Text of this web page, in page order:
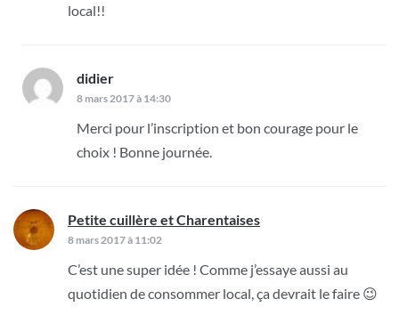
local!!
didier
8 mars 2017 à 14:30
Merci pour l’inscription et bon courage pour le
choix ! Bonne journée.
Petite cuillère et Charentaises
8 mars 2017 à 11:02
C’est une super idée ! Comme j’essaye aussi au
quotidien de consommer local, ça devrait le faire 😉